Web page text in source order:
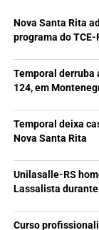
Nova Santa Rita
programa do TCE-
Temporal derruba
124, em
Temporal deixa
Nova Santa Rita
Unilasalle-RS
Lassalista
Curso